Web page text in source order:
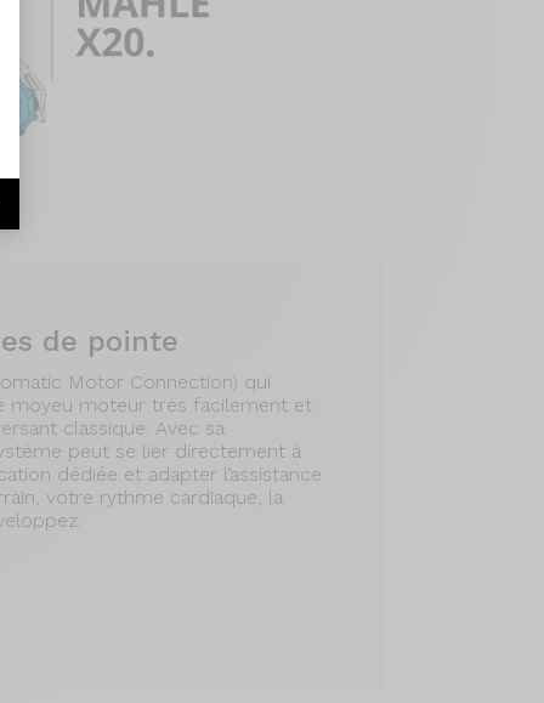
de pointe
Motor Connection) qui
moyeu moteur très facilement et
classique. Avec sa
peut se lier directement à
dédiée et adapter l’assistance
votre rythme cardiaque, la